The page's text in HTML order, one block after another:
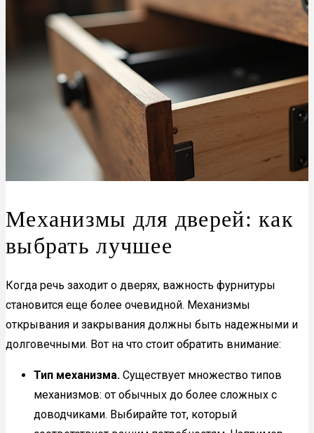
Механизмы для дверей: как
выбрать лучшее
Когда речь заходит о дверях, важность фурнитуры
становится еще более очевидной. Механизмы
открывания и закрывания должны быть надежными и
долговечными. Вот на что стоит обратить внимание:
Тип механизма. Существует множество типов
механизмов: от обычных до более сложных с
доводчиками. Выбирайте тот, который